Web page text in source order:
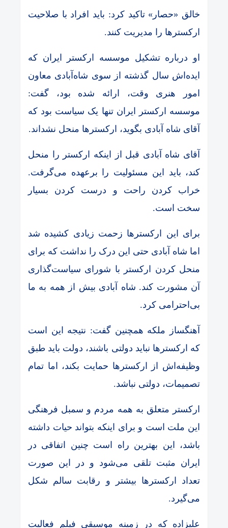
خالق «حصار» تاکید کرد: باید افراد با صلاحیت
ارکسترها را مدیریت کنند.
او درباره تشکیل موسسه ارکستر ایران که
ایده‌اش سال گذشته از سوی شاه‌آبادی معاون
امور هنری وقت، ارائه شده بود،‌ گفت:
موسسه ارکستر ایران تنها یک سیاست بود که
آقای شاه آبادی بگوید، ارکستر‌ها منحل نشداند.
آقای شاه آبادی قبل از اینکه ارکستر را منحل
کند، باید این مسئولیت را برعهده می‌گرفت.
خراب کردن راحت و درست کردن بسیار
سخت است.
برای این ارکسترها زحمت زیادی کشیده شد
اما شاه آبادی حتی این درک را نداشت که برای
منحل کردن ارکستر با شورای سیاست‌گذاری
آن مشورت کند. شاه آبادی بیش از همه به ما
بی‌احترامی کرد.
آهنگساز ملکه همچنین گفت: نتیجه این است
که ارکسترها نباید دولتی باشند، دولت باید طبق
وظیفه‌اش از ارکسترها حمایت بکند، اما تمام
تصمیمات، دولتی نباشد.
ارکستر متعلق به همه مردم و سمبل فرهنگی
این ملت است و برای اینکه بتواند حیات داشته
باشد، این بهترین راه است چنین اتفاقی در
ایران مثبت تلقی می‌شود و در این صورت
تعداد ارکسترها بیشتر و رقابت سالم‌ شکل
می‌گیرد.
علیزاده که در زمینه موسیقی فیلم فعالیت‌